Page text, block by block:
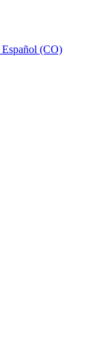
Español (CO)